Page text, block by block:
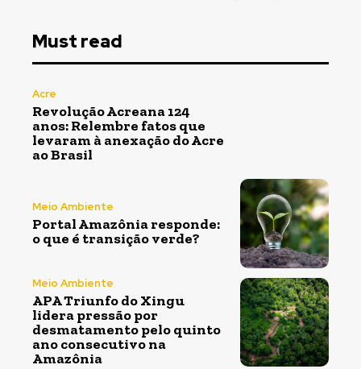
Must read
Acre
Revolução Acreana 124
anos: Relembre fatos que
levaram à anexação do Acre
ao Brasil
Meio Ambiente
Portal Amazônia responde:
o que é transição verde?
Meio Ambiente
APA Triunfo do Xingu
lidera pressão por
desmatamento pelo quinto
ano consecutivo na
Amazônia